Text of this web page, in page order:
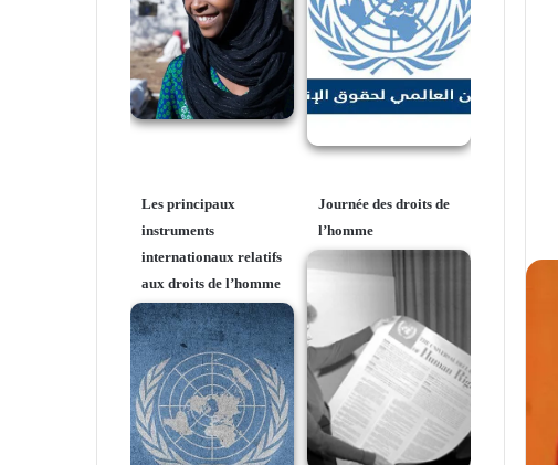
Les principaux
instruments
internationaux relatifs
aux droits de l’homme
Journée des droits de
l’homme